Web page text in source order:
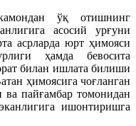
ўқ отишнинг
асосий урғуни
асрларда юрт ҳимояси
ҳамда бевосита
билан ишлата билиши
ҳимоясига чоғланган
пайғамбар томонидан
ишонтиришга